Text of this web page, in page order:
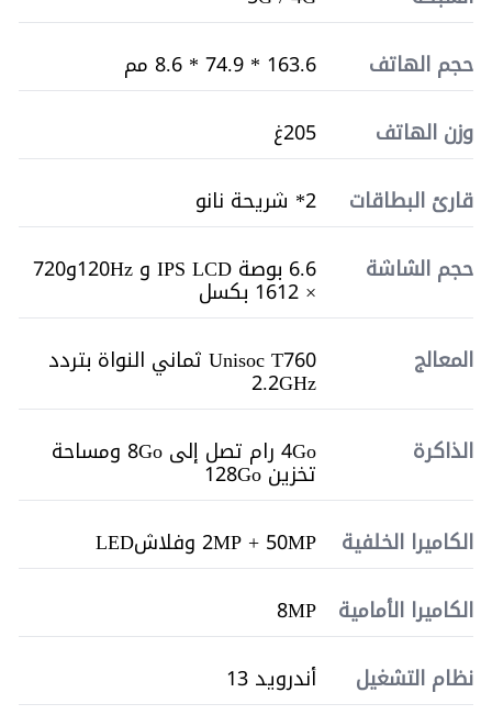
حجم الهاتف
163.6 * 74.9 * 8.6 مم
وزن الهاتف
205غ
قارئ البطاقات
2* شريحة نانو
حجم الشاشة
6.6 بوصة IPS LCD و 120Hzو720
× 1612 بكسل
المعالج
Unisoc T760 ثماني النواة بتردد
2.2GHz
الذاكرة
4Go رام تصل إلى 8Go ومساحة
تخزين 128Go
الكاميرا الخلفية
2MP + 50MP وفلاشLED
الكاميرا الأمامية
8MP
نظام التشغيل
أندرويد 13